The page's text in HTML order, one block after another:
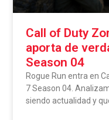
Call of Duty
aporta de
Season 04
Rogue Run entra en
7 Season 04.
siendo actualidad y